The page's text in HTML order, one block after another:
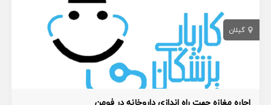
گیلان